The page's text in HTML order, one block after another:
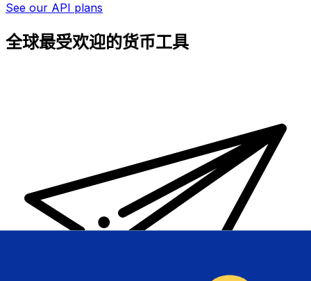
See our API plans
全球最受欢迎的货币工具